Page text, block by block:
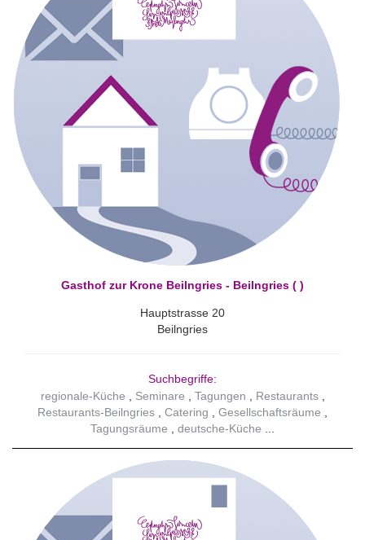
Gasthof zur Krone Beilngries - Beilngries ( )
Hauptstrasse 20
Beilngries
Suchbegriffe:
regionale-Küche
Seminare Tagungen
Restaurants
Restaurants-Beilngries
Catering
Gesellschaftsräume
Tagungsräume
deutsche-Küche